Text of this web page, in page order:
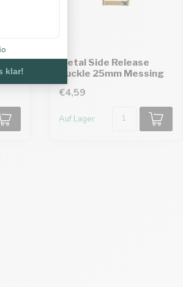
Metal Side Release
Buckle 25mm Messing
€4,59
Auf Lager